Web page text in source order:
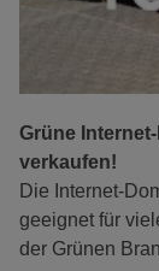
Grüne
verkaufen!
Die Internet-
geeignet für
der Grünen